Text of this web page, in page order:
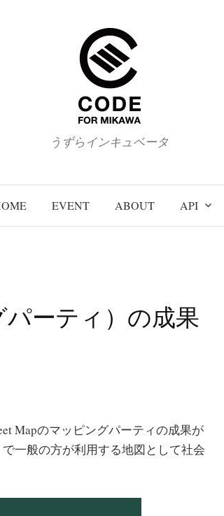
うずらインキュベータ
EVENT ABOUT API
ーティ）の成果
Mapのマッピングパーティの成果が
一般の方が利用する地図として社会